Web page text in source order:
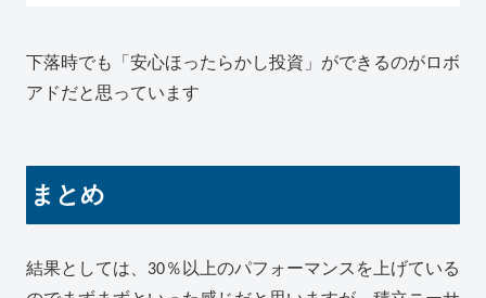
下落時でも「安心ほったらかし投資」ができるのがロボ
アドだと思っています
まとめ
結果としては、30％以上のパフォーマンスを上げている